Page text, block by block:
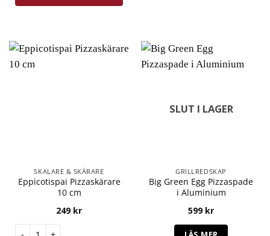
SKALARE & SKÄRARE
Eppicotispai Pizzaskärare
10 cm
249 kr
SLUT I LAGER
GRILLREDSKAP
Big Green Egg Pizzaspade
i Aluminium
599 kr